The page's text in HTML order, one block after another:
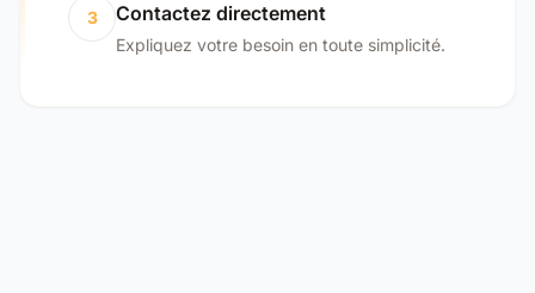
3 Contactez directement
Expliquez votre besoin en toute simplicité.